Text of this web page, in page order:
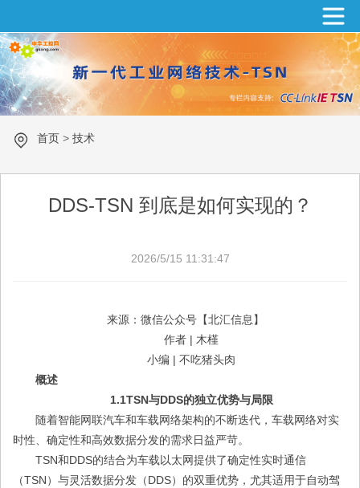
首页 > 技术
DDS-TSN 到底是如何实现的？
2026/5/15 11:31:47
来源：微信公众号【北汇信息】
作者 | 木槿
小编 | 不吃猪头肉
概述
1.1TSN与DDS的独立优势与局限
随着智能网联汽车和车载网络架构的不断迭代，车载网络对实
时性、确定性和高效数据分发的需求日益严苛。
TSN和DDS的结合为车载以太网提供了确定性实时通信
（TSN）与灵活数据分发（DDS）的双重优势，尤其适用于自动驾